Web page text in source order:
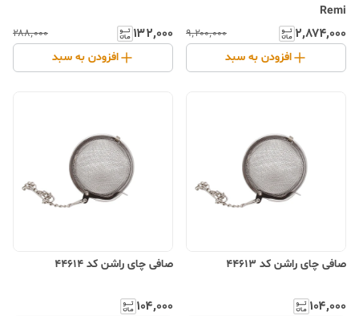
Remi
۲٬۸۷۴٬۰۰۰ ۹٬۲۰۰٬۰۰۰
افزودن به سبد
۱۳۲٬۰۰۰ ۲۸۸٬۰۰۰
افزودن به سبد
صافی چای راشن کد 44613
۱۰۴٬۰۰۰
صافی چای راشن کد 44614
۱۰۴٬۰۰۰